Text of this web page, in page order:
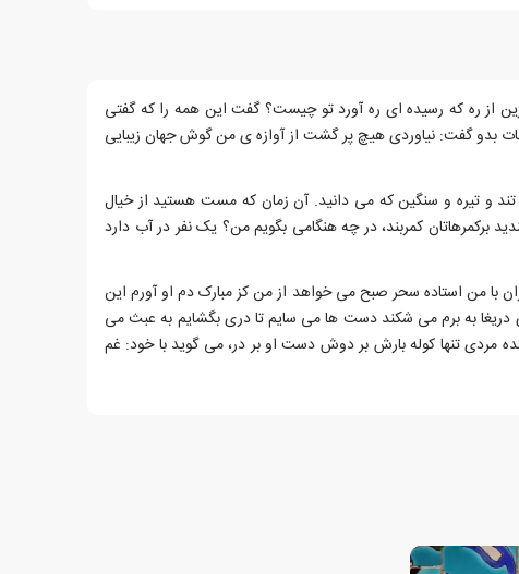
از ره که رسیده ای ره آورد تو چیست؟ گفت این همه را که گفتی
بدو گفت: نیاوردی هیچ پر گشت از آوازه ی من گوش جهان زیبایی
و تیره و سنگین که می دانید. آن زمان که مست هستید از خیال
برکمرهاتان کمربند، در چه هنگامی بگویم من؟ یک نفر در آب دارد
من استاده سحر صبح می خواهد از من کز مبارک دم او آورم این
به برم می شکند دست ها می سایم تا دری بگشایم به عبث می
مردی تنها کوله بارش بر دوش دست او بر در، می گوید با خود: غم